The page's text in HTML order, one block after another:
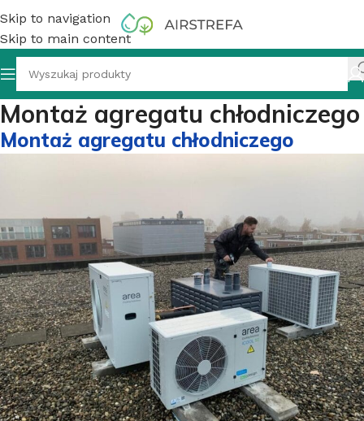
Skip to navigation
Skip to main content
Montaż agregatu chłodniczego
Montaż agregatu chłodniczego